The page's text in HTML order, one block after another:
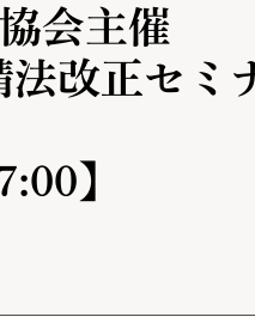
会主催
法改正セミ
】